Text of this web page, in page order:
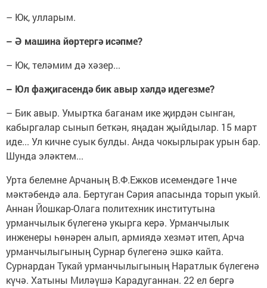
– Юк, улларым.
– Ә машина йөртергә исәпме?
– Юк, теләмим дә хәзер...
– Юл фаҗигасендә бик авыр хәлдә идегезме?
– Бик авыр. Умыртка баганам ике җирдән сынган,
кабыргалар сынып беткән, яңадан җыйдылар. 15 март
иде... Ул кичне суык булды. Анда чокырлырак урын бар.
Шунда эләктем...
Урта белемне Арчаның В.Ф.Ежков исемендәге 1нче
мәктәбендә ала. Бертуган Сәрия апасында торып укый.
Аннан Йошкар-Олага политехник институтына
урманчылык бүлегенә укырга керә. Урманчылык
инженеры һөнәрен алып, армиядә хезмәт итеп, Арча
урманчылыгының Сурнар бүлегенә эшкә кайта.
Сурнардан Тукай урманчылыгының Наратлык бүлегенә
күчә. Хатыны Миләүшә Карадуганнан. 22 ел бергә